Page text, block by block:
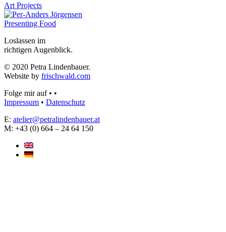
Art Projects
Presenting Food
Loslassen im
richtigen Augenblick.
© 2020 Petra Lindenbauer.
Website by frischwald.com
Folge mir auf • •
Impressum • Datenschutz
E: atelier@petralindenbauer.at
M: +43 (0) 664 – 24 64 150